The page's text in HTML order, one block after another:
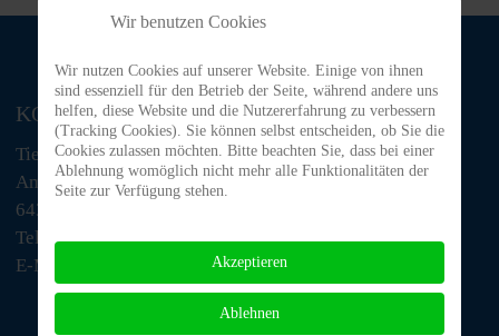
KONTAKT
Tiere in Not Odenwald e.V.
Am Morsberg 1
64385 Reichelsheim
Telefon: 06063 / 939 848
E-Mail: tino@tiere-in-not-odenwald.de
Wir benutzen Cookies
Wir nutzen Cookies auf unserer Website. Einige von ihnen
sind essenziell für den Betrieb der Seite, während andere uns
helfen, diese Website und die Nutzererfahrung zu verbessern
(Tracking Cookies). Sie können selbst entscheiden, ob Sie die
Cookies zulassen möchten. Bitte beachten Sie, dass bei einer
Ablehnung womöglich nicht mehr alle Funktionalitäten der
Seite zur Verfügung stehen.
Akzeptieren
Ablehnen